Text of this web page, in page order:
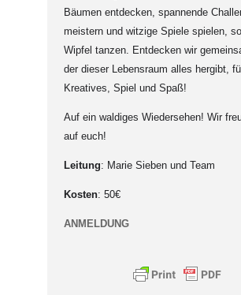
Bäumen entdecken, spannende
meistern und witzige Spiele spielen,
Wipfel tanzen. Entdecken wir
der dieser Lebensraum alles hergibt,
Kreatives, Spiel und Spaß!
Auf ein waldiges Wiedersehen! Wir
auf euch!
Leitung: Marie Sieben und Team
Kosten: 50€
ANMELDUNG